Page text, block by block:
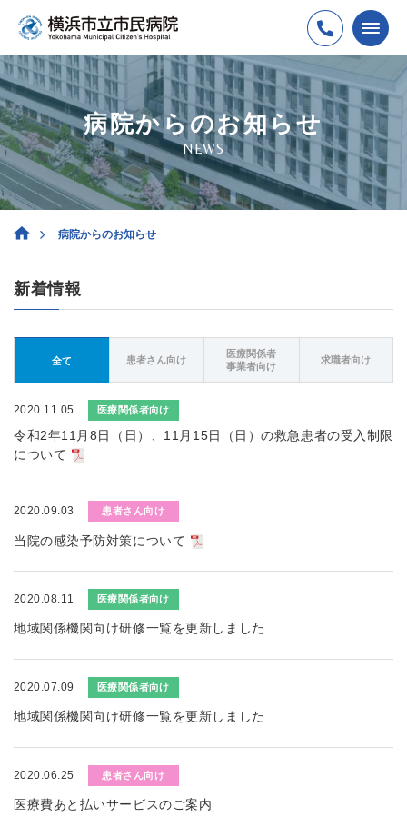
病院からのお知らせ
NEWS
病院からのお知らせ
新着情報
全て 患者さん向け
医療関係者
事業者向け
求職者向け
2020.11.05 医療関係者向け
令和2年11月8日（日）、11月15日（日）の救急患者の受入制限
について
2020.09.03 患者さん向け
当院の感染予防対策について
2020.08.11 医療関係者向け
地域関係機関向け研修一覧を更新しました
2020.07.09 医療関係者向け
地域関係機関向け研修一覧を更新しました
2020.06.25 患者さん向け
医療費あと払いサービスのご案内